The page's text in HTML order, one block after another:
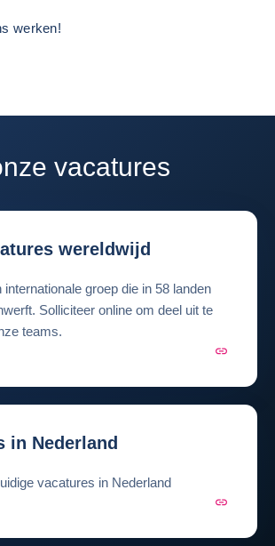
werken!
vacatures
wereldwijd
groep die in 58 landen
Solliciteer online om deel uit te
teams.
in Nederland
vacatures in Nederland